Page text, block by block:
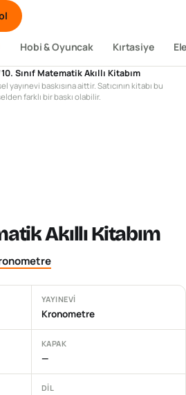
Hobi & Oyuncak Kırtasiye
10. Sınıf Matematik Akıllı Kitabım
yayınevi baskısına aittir. Satıcının kitabı bu
farklı bir baskı olabilir.
Akıllı Kitabım
YAYINEVI
Kronometre
KAPAK
—
DIL